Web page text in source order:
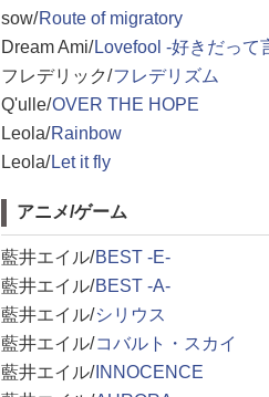
sow/Route of migratory
Dream Ami/ Lovefool -好きだって
フレデリック/フレデリズム
Q'ulle/OVER THE HOPE
Leola/Rainbow
Leola/ Let it fly
アニメ/ゲーム
藍井エイル/BEST -E-
藍井エイル/BEST -A-
藍井エイル/シリウス
藍井エイル/コバルト・スカイ
藍井エイル/ INNOCENCE